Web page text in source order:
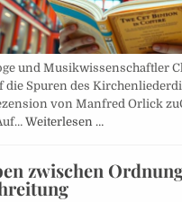
und Musikwissenschaftler
die Spuren des
von Manfred Orlick
Weiterlesen …
zwischen